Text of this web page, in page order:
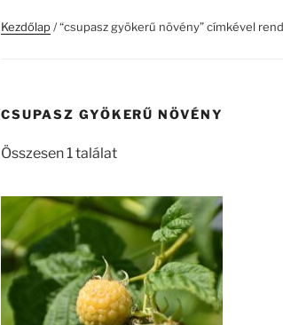
Kezdőlap/ “csupasz gyökerű növény” címkével
CSUPASZ GYÖKERŰ NÖVÉNY
Összesen 1 találat